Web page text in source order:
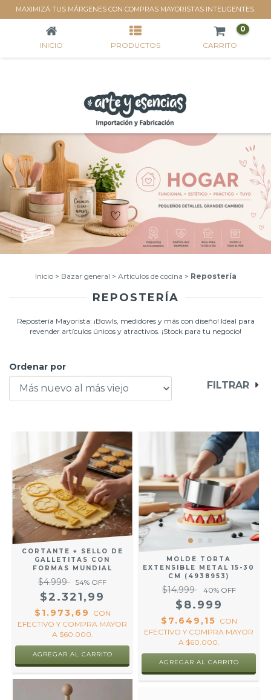
MAXIMIZÁ TUS MÁRGENES CON COMPRAS MAYORISTAS INTELIGENTES.
REPOSTERÍA
INICIO PRODUCTOS CARRITO
0
Inicio > Bazar general > Artículos de cocina > Repostería
REPOSTERÍA
Repostería Mayorista: ¡Bowls, medidores y más con diseño! Ideal para
revender artículos únicos y atractivos. ¡Stock para tu negocio!
Ordenar por
FILTRAR
CORTANTE + SELLO DE
GALLETITAS CON
FORMAS MUNDIAL
$4.999 54% OFF
$2.321,99
$1.973,69
CON
EFECTIVO Y COMPRA MAYOR
A $60.000.
AGREGAR AL CARRITO
MOLDE TORTA
EXTENSIBLE METAL 15-30
CM (4938953)
$14.999 40% OFF
$8.999
$7.649,15 CON
EFECTIVO Y COMPRA MAYOR
A $60.000.